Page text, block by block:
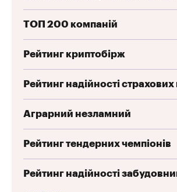
ТОП 200 компаній
Рейтинг криптобірж
Рейтинг надійності
Аграрний незламний
Рейтинг тендерних чемпіонів
Рейтинг надійності